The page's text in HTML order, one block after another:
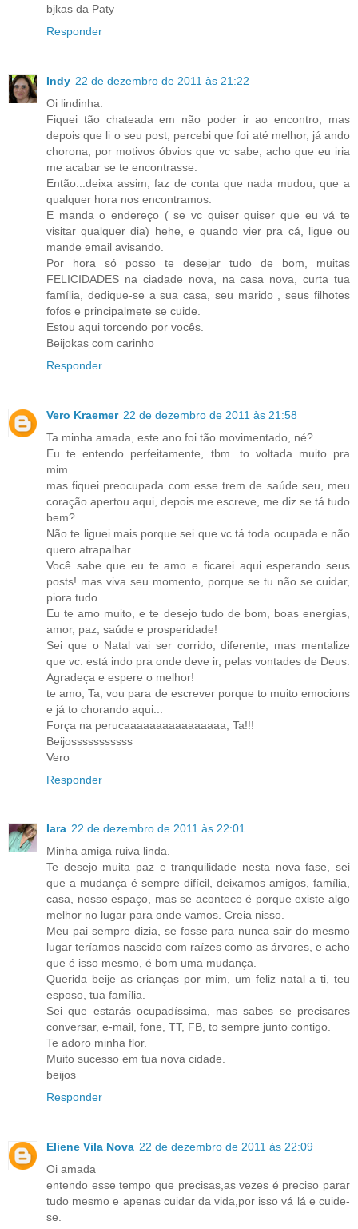
bjkas da Paty
Responder
Indy 22 de dezembro de 2011 às 21:22
Oi lindinha.
Fiquei tão chateada em não poder ir ao encontro, mas
depois que li o seu post, percebi que foi até melhor, já ando
chorona, por motivos óbvios que vc sabe, acho que eu iria
me acabar se te encontrasse.
Então...deixa assim, faz de conta que nada mudou, que a
qualquer hora nos encontramos.
E manda o endereço ( se vc quiser quiser que eu vá te
visitar qualquer dia) hehe, e quando vier pra cá, ligue ou
mande email avisando.
Por hora só posso te desejar tudo de bom, muitas
FELICIDADES na ciadade nova, na casa nova, curta tua
família, dedique-se a sua casa, seu marido , seus filhotes
fofos e principalmete se cuide.
Estou aqui torcendo por vocês.
Beijokas com carinho
Responder
Vero Kraemer 22 de dezembro de 2011 às 21:58
Ta minha amada, este ano foi tão movimentado, né?
Eu te entendo perfeitamente, tbm. to voltada muito pra
mim.
mas fiquei preocupada com esse trem de saúde seu, meu
coração apertou aqui, depois me escreve, me diz se tá tudo
bem?
Não te liguei mais porque sei que vc tá toda ocupada e não
quero atrapalhar.
Você sabe que eu te amo e ficarei aqui esperando seus
posts! mas viva seu momento, porque se tu não se cuidar,
piora tudo.
Eu te amo muito, e te desejo tudo de bom, boas energias,
amor, paz, saúde e prosperidade!
Sei que o Natal vai ser corrido, diferente, mas mentalize
que vc. está indo pra onde deve ir, pelas vontades de Deus.
Agradeça e espere o melhor!
te amo, Ta, vou para de escrever porque to muito emocions
e já to chorando aqui...
Força na perucaaaaaaaaaaaaaaaa, Ta!!!
Beijosssssssssss
Vero
Responder
Iara 22 de dezembro de 2011 às 22:01
Minha amiga ruiva linda.
Te desejo muita paz e tranquilidade nesta nova fase, sei
que a mudança é sempre difícil, deixamos amigos, família,
casa, nosso espaço, mas se acontece é porque existe algo
melhor no lugar para onde vamos. Creia nisso.
Meu pai sempre dizia, se fosse para nunca sair do mesmo
lugar teríamos nascido com raízes como as árvores, e acho
que é isso mesmo, é bom uma mudança.
Querida beije as crianças por mim, um feliz natal a ti, teu
esposo, tua família.
Sei que estarás ocupadíssima, mas sabes se precisares
conversar, e-mail, fone, TT, FB, to sempre junto contigo.
Te adoro minha flor.
Muito sucesso em tua nova cidade.
beijos
Responder
Eliene Vila Nova 22 de dezembro de 2011 às 22:09
Oi amada
entendo esse tempo que precisas,as vezes é preciso parar
tudo mesmo e apenas cuidar da vida,por isso vá lá e cuide-
se.